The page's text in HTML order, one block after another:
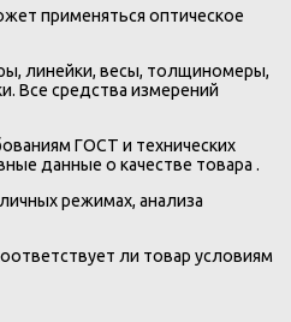
применяться оптическое
линейки, весы, толщиномеры,
Все средства измерений
ГОСТ и технических
данные о качестве товара .
режимах, анализа
ли товар условиям